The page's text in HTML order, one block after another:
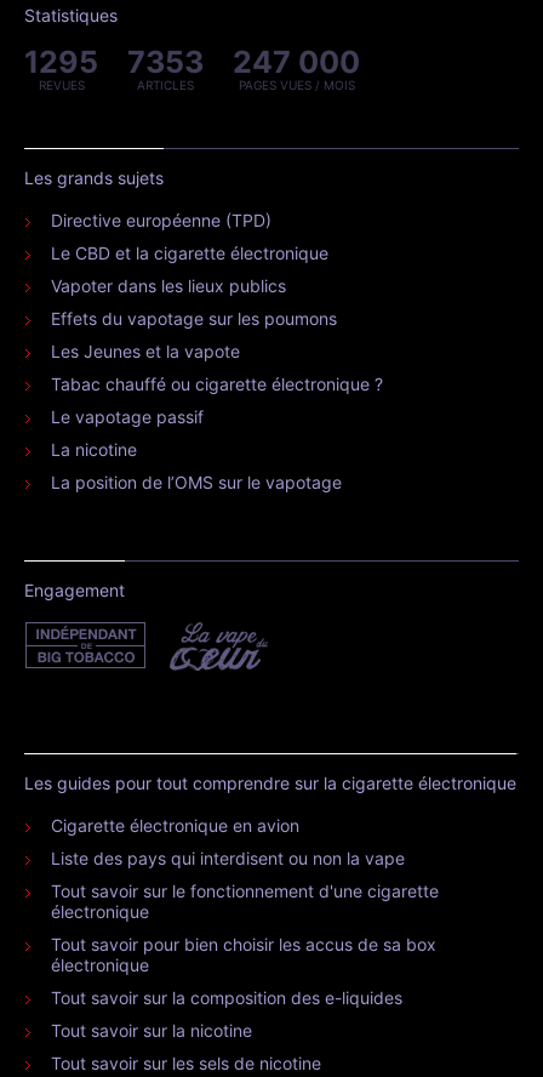
Statistiques
1295
REVUES
7353
ARTICLES
247 000
PAGES VUES / MOIS
Les grands sujets
Directive européenne (TPD)
Le CBD et la cigarette électronique
Vapoter dans les lieux publics
Effets du vapotage sur les poumons
Les Jeunes et la vapote
Tabac chauffé ou cigarette électronique ?
Le vapotage passif
La nicotine
La position de l’OMS sur le vapotage
Engagement
Les guides pour tout comprendre sur la cigarette électronique
Cigarette électronique en avion
Liste des pays qui interdisent ou non la vape
Tout savoir sur le fonctionnement d'une cigarette
électronique
Tout savoir pour bien choisir les accus de sa box
électronique
Tout savoir sur la composition des e-liquides
Tout savoir sur la nicotine
Tout savoir sur les sels de nicotine